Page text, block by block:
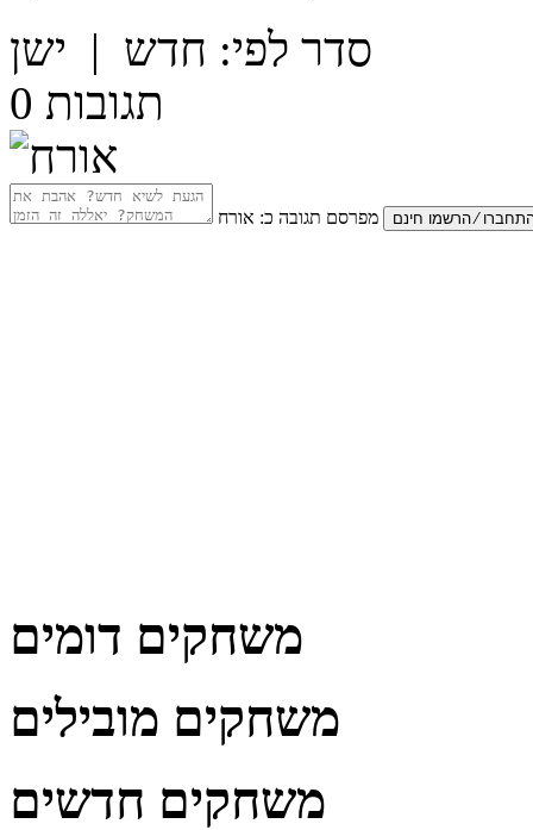
סדר לפי: חדש | ישן
0 תגובות
מפרסם תגובה כ: אורח
משחקים דומים
משחקים מובילים
משחקים חדשים